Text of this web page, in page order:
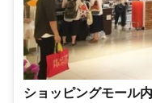
ショッピングモール